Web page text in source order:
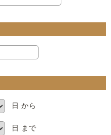
日 から
日 まで